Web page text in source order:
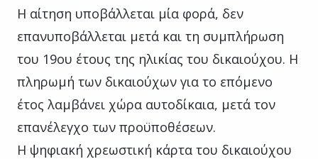
Η αίτηση υποβάλλεται μία φορά, δεν
επανυποβάλλεται μετά και τη συμπλήρωση
του 19ου έτους της ηλικίας του δικαιούχου. Η
πληρωμή των δικαιούχων για το επόμενο
έτος λαμβάνει χώρα αυτοδίκαια, μετά τον
επανέλεγχο των προϋποθέσεων.
Η ψηφιακή χρεωστική κάρτα του δικαιούχου